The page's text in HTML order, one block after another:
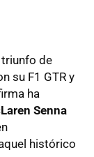
de
su F1 GTR y
ha
Senna
histórico